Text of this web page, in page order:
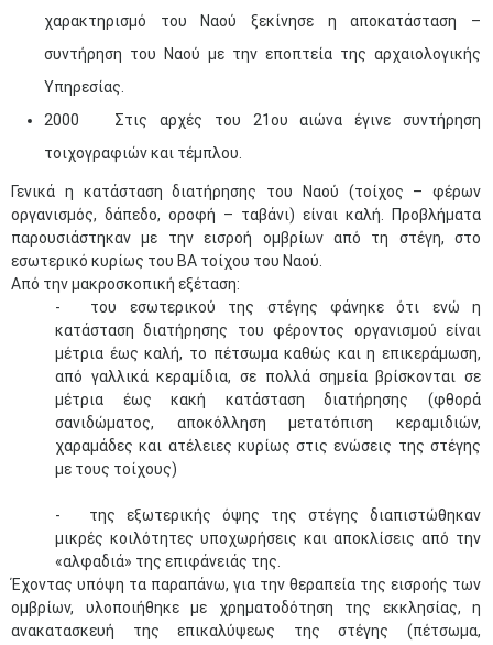
χαρακτηρισμό του Ναού ξεκίνησε η αποκατάσταση –
συντήρηση του Ναού με την εποπτεία της αρχαιολογικής
Υπηρεσίας.
2000 Στις αρχές του 21ου αιώνα έγινε συντήρηση
τοιχογραφιών και τέμπλου.
Γενικά η κατάσταση διατήρησης του Ναού (τοίχος – φέρων
οργανισμός, δάπεδο, οροφή – ταβάνι) είναι καλή. Προβλήματα
παρουσιάστηκαν με την εισροή ομβρίων από τη στέγη, στο
εσωτερικό κυρίως του ΒΑ τοίχου του Ναού.
Από την μακροσκοπική εξέταση:
-
του εσωτερικού της στέγης φάνηκε ότι ενώ η
κατάσταση διατήρησης του φέροντος οργανισμού είναι
μέτρια έως καλή, το πέτσωμα καθώς και η επικεράμωση,
από γαλλικά κεραμίδια, σε πολλά σημεία βρίσκονται σε
μέτρια έως κακή κατάσταση διατήρησης (φθορά
σανιδώματος, αποκόλληση μετατόπιση κεραμιδιών,
χαραμάδες και ατέλειες κυρίως στις ενώσεις της στέγης
με τους τοίχους)
-
της εξωτερικής όψης της στέγης διαπιστώθηκαν
μικρές κοιλότητες υποχωρήσεις και αποκλίσεις από την
«αλφαδιά» της επιφάνειάς της.
​​Έχοντας υπόψη τα παραπάνω, για την θεραπεία της εισροής των
ομβρίων, υλοποιήθηκε με χρηματοδότηση της εκκλησίας, η
ανακατασκευή της επικαλύψεως της στέγης (πέτσωμα,